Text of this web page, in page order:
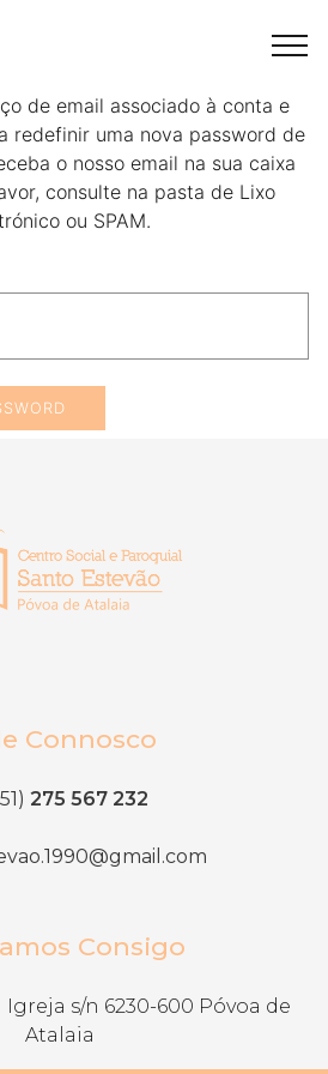
de password
de email associado à conta e
redefinir uma nova password de
o nosso email na sua caixa
consulte na pasta de Lixo
ou SPAM.
Connosco
275 567 232
Consigo
s/n 6230-600 Póvoa de
Atalaia